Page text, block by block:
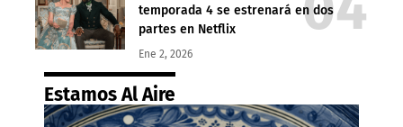
temporada 4 se estrenará en dos
partes en Netflix
Ene 2, 2026
Estamos Al Aire